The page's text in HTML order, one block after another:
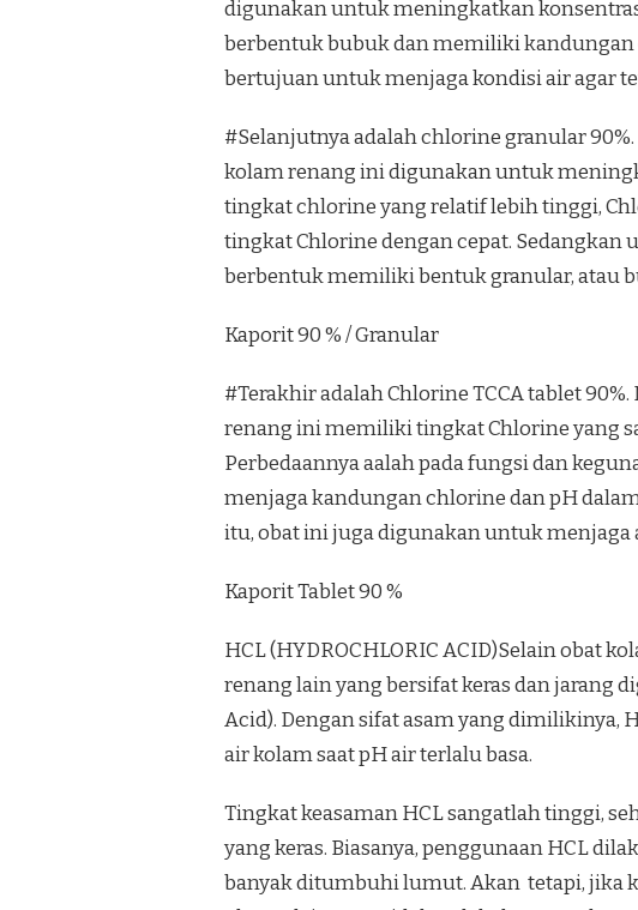
digunakan untuk meningkatkan
berbentuk bubuk dan memiliki
bertujuan untuk menjaga kondisi air agar
#Selanjutnya adalah chlorine granular
kolam renang ini digunakan untuk
tingkat chlorine yang relatif lebih tinggi,
tingkat Chlorine dengan cepat. Sedangkan
berbentuk memiliki bentuk granular, atau
Kaporit 90 % / Granular
#Terakhir adalah Chlorine TCCA tablet
renang ini memiliki tingkat Chlorine yang
Perbedaannya aalah pada fungsi dan
menjaga kandungan chlorine dan pH
itu, obat ini juga digunakan untuk menjaga
Kaporit Tablet 90 %
HCL (HYDROCHLORIC ACID)Selain obat
renang lain yang bersifat keras dan jarang
Acid). Dengan sifat asam yang
air kolam saat pH air terlalu basa.
Tingkat keasaman HCL sangatlah tinggi,
yang keras. Biasanya, penggunaan HCL
banyak ditumbuhi lumut. Akan tetapi, jika